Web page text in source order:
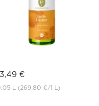
€
L (269,80 €/1 L)